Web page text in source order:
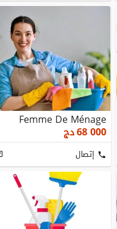
Femme De Ménage
68 000دج
إتصال